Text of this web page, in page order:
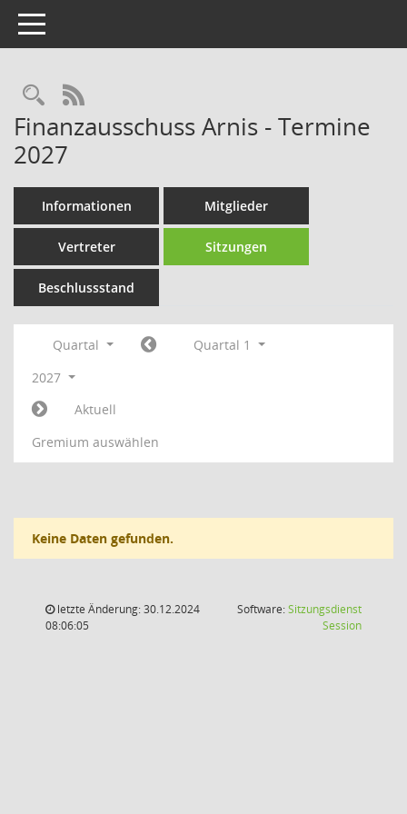
Toggle navigation
Rechercheauswahl
RSS-Feed
Finanzausschuss Arnis - Termine
2027
Informationen Mitglieder
Vertreter Sitzungen
Beschlussstand
Quartal
Quartal 1
2027
Aktuell
Gremium auswählen
Keine Daten gefunden.
letzte Änderung: 30.12.2024
08:06:05
Software:Sitzungsdienst
Session(Wird in